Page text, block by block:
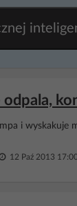
odpala,
i wyskakuje
12 Paź 2013